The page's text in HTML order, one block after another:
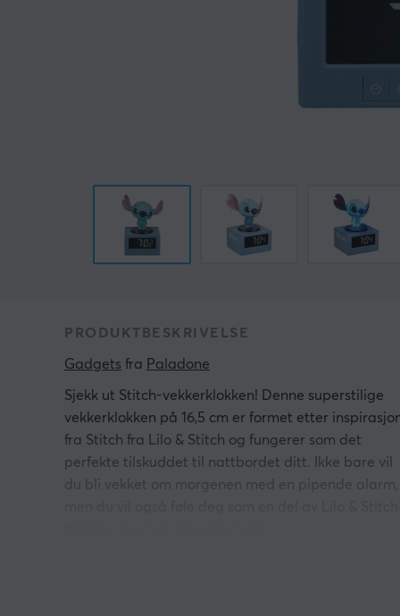
PRODUKTBESKRIVELSE
Gadgets fra Paladone
Sjekk ut Stitch-vekkerklokken! Denne superstilige
vekkerklokken på 16,5 cm er formet etter
fra Stitch fra Lilo & Stitch og fungerer som det
perfekte tilskuddet til nattbordet ditt. Ikke bare vil
du bli vekket om morgenen med en pipende alarm,